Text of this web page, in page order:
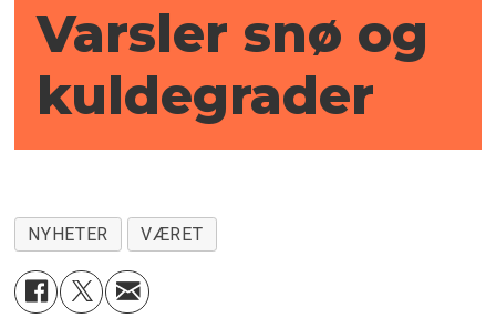
Varsler snø og
kuldegrader
NYHETER VÆRET